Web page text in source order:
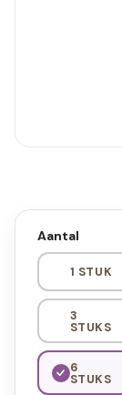
Aantal
1 STUK
3
STUKS
6
STUKS